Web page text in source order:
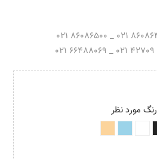
رنگ مورد نظر